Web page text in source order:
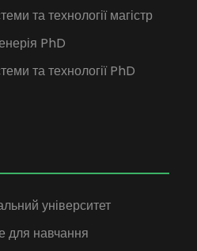
та технології магістр
PhD
та технології PhD
університет
для навчання